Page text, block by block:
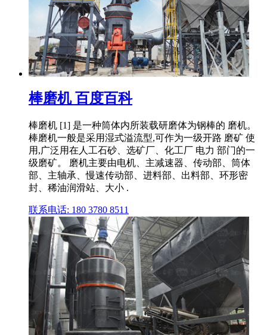
棒磨机 百度百科
棒磨机 [1] 是一种筒体内所装载研磨体为钢棒的 磨机。
棒磨机一般是采用湿式溢流型,可作为一级开路 磨矿 使
用,广泛用在人工石砂、选矿厂、化工厂 电力 部门的一
级磨矿。 磨机主要由电机、主减速器、传动部、筒体
部、主轴承、慢速传动部、进料部、出料部、环形密
封、稀油润滑站、大小 .
联系电话: 180 3780 8511